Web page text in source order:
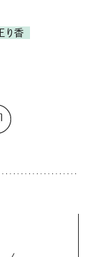
り香